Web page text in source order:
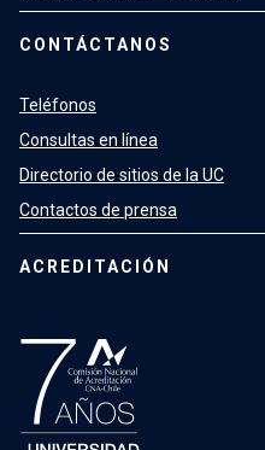
CONTÁCTANOS
Teléfonos
Consultas en línea
Directorio de sitios de la UC
Contactos de prensa
ACREDITACIÓN